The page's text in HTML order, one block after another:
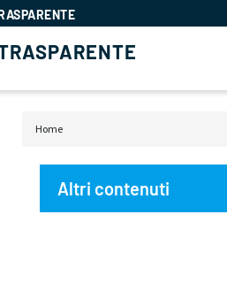
pane
Home
Altri contenuti